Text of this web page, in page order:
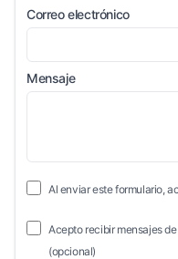
Correo electrónico
Mensaje
Al enviar este formulario,
Acepto recibir mensajes
(opcional)